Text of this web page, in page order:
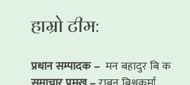
हाम्रो टीम:
प्रधान सम्पादक – मन बहादुर बि क